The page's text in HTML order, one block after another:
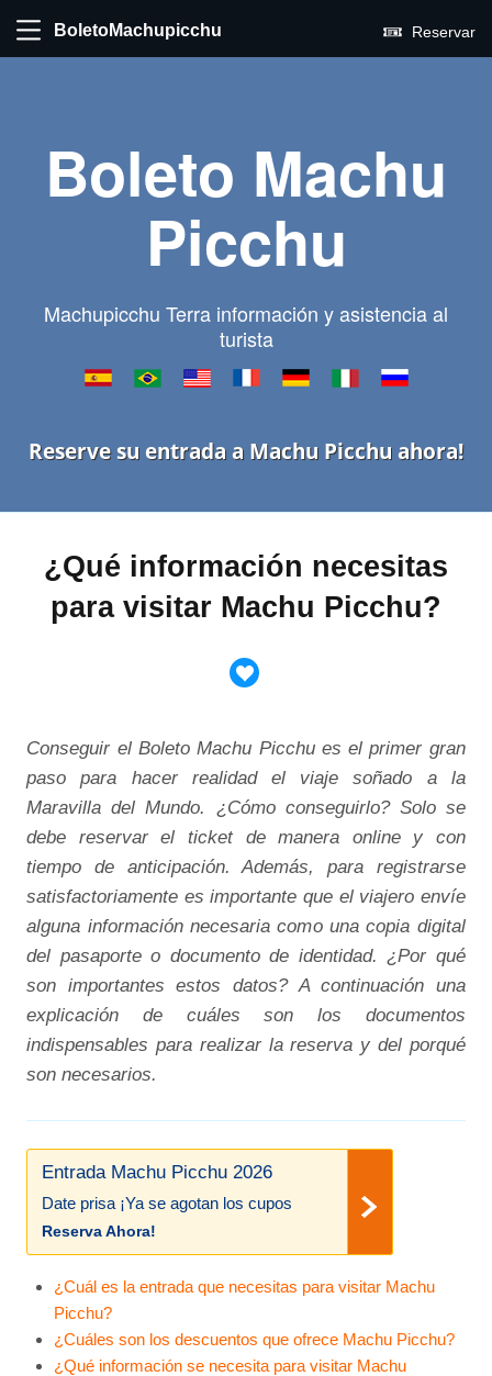
BoletoMachupicchu Reservar
Boleto Machu
Picchu
Machupicchu Terra información y asistencia al
turista
Reserve su entrada a Machu Picchu ahora!
¿Qué información necesitas
para visitar Machu Picchu?
Conseguir el Boleto Machu Picchu es el primer gran
paso para hacer realidad el viaje soñado a la
Maravilla del Mundo. ¿Cómo conseguirlo? Solo se
debe reservar el ticket de manera online y con
tiempo de anticipación. Además, para registrarse
satisfactoriamente es importante que el viajero envíe
alguna información necesaria como una copia digital
del pasaporte o documento de identidad. ¿Por qué
son importantes estos datos? A continuación una
explicación de cuáles son los documentos
indispensables para realizar la reserva y del porqué
son necesarios.
Entrada Machu Picchu 2026
Date prisa ¡Ya se agotan los cupos
Reserva Ahora!
¿Cuál es la entrada que necesitas para visitar Machu
Picchu?
¿Cuáles son los descuentos que ofrece Machu Picchu?
¿Qué información se necesita para visitar Machu